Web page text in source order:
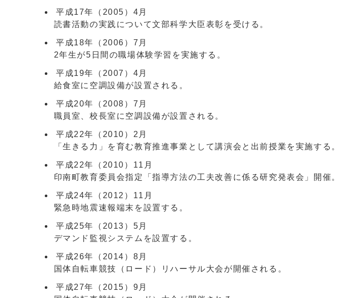
平成17年（2005）4月
読書活動の実践について文部科学大臣表彰を受ける。
平成18年（2006）7月
2年生が5日間の職場体験学習を実施する。
平成19年（2007）4月
給食室に空調設備が設置される。
平成20年（2008）7月
職員室、校長室に空調設備が設置される。
平成22年（2010）2月
「生きる力」を育む教育推進事業として講演会と出前授業を実施する。
平成22年（2010）11月
印南町教育委員会指定「指導方法の工夫改善に係る研究発表会」開催。
平成24年（2012）11月
緊急時地震速報端末を設置する。
平成25年（2013）5月
デマンド監視システムを設置する。
平成26年（2014）8月
国体自転車競技（ロード）リハーサル大会が開催される。
平成27年（2015）9月